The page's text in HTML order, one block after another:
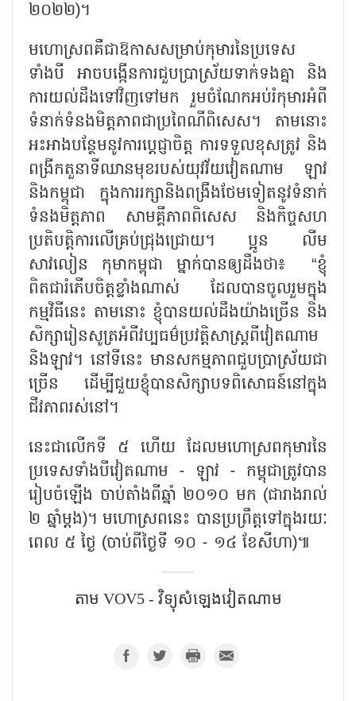
២០២២)។
មហោស្រពគឺជាឱកាសសម្រាប់កុមារនៃប្រទេស
ទាំងបី អាចបង្កើនការជួបប្រាស្រ័យទាក់ទងគ្នា និង
ការយល់ដឹងទៅវិញទៅមក រួមចំណែកអប់រំកុមារអំពី
ទំនាក់ទំនងមិត្តភាពជាប្រពៃណីពិសេស។ តាមនោះ
អះអាងបន្ថែមនូវការប្តេជ្ញាចិត្ត ការទទួលខុសត្រូវ និង
ពង្រីកតួនាទីឈានមុខរបស់យុវវ័យវៀតណាម ឡាវ
និងកម្ពុជា ក្នុងការរក្សានិងពង្រឹងថែមទៀតនូវទំនាក់
ទំនងមិត្តភាព សាមគ្គីភាពពិសេស និងកិច្ចសហ
ប្រតិបត្តិការលើគ្រប់ជ្រុងជ្រោយ។ ប្អូន លីម
សាវលៀន កុមាកម្ពុជា ម្នាក់បានឲ្យដឹងថា៖ “ខ្ញុំ
ពិតជារំភើបចិត្តខ្លាំងណាស់ ដែលបានចូលរួមក្នុង
កម្មវិធីនេះ តាមនោះ ខ្ញុំបានយល់ដឹងយ៉ាងច្រើន និង
សិក្សារៀនសូត្រអំពីវប្បធម៌ប្រវត្តិសាស្ត្រពីវៀតណាម
និងឡាវ។ នៅទីនេះ មានសកម្មភាពជួបប្រាស្រ័យជា
ច្រើន ដើម្បីជួយខ្ញុំបានសិក្សាបទពិសោធន៍នៅក្នុង
ជីវភាពរស់នៅ។
នេះជាលើកទី ៥ ហើយ ដែលមហោស្រពកុមារនៃ
ប្រទេសទាំងបីវៀតណាម - ឡាវ - កម្ពុជាត្រូវបាន
រៀបចំឡើង ចាប់តាំងពីឆ្នាំ ២០១០ មក (ជារាងរាល់
២ ឆ្នាំម្តង)។ មហោស្រពនេះ បានប្រព្រឹត្តទៅក្នុងរយៈ
ពេល ៥ ថ្ងៃ (ចាប់ពីថ្ងៃទី ១០ - ១៤ ខែសីហា)៕
តាម VOV5 - វិទ្យុសំឡេង​វៀតណាម